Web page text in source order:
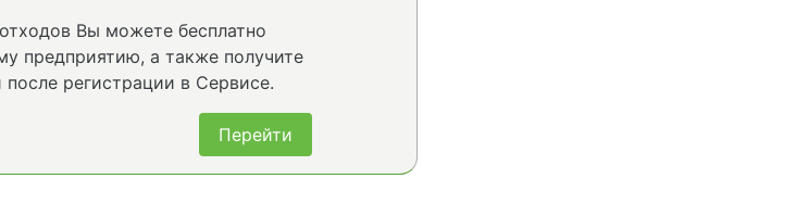
Вы можете бесплатно
предприятию, а также получите
регистрации в Сервисе.
Перейти